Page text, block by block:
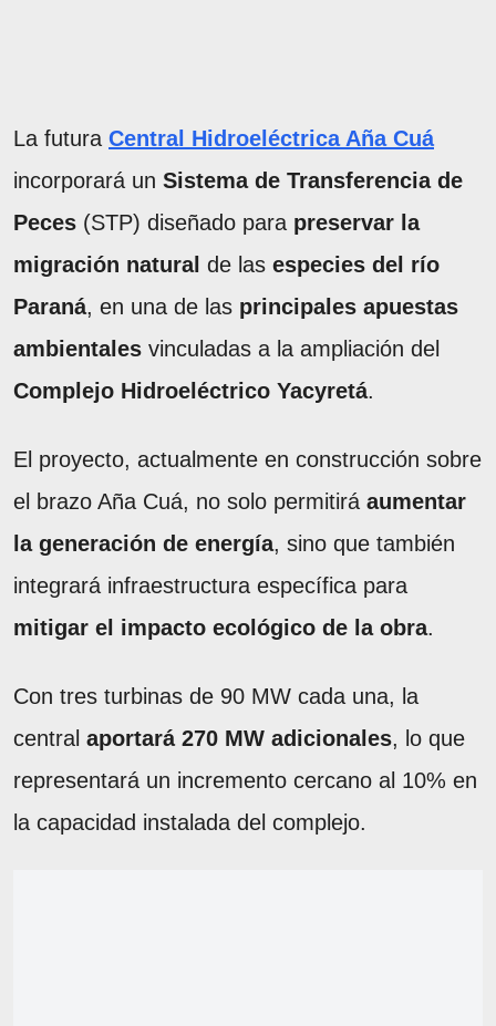
La futura Central Hidroeléctrica Aña Cuá
incorporará un Sistema de Transferencia de
Peces (STP) diseñado para preservar la
migración natural de las especies del río
Paraná, en una de las principales apuestas
ambientales vinculadas a la ampliación del
Complejo Hidroeléctrico Yacyretá.
El proyecto, actualmente en construcción sobre
el brazo Aña Cuá, no solo permitirá aumentar
la generación de energía, sino que también
integrará infraestructura específica para
mitigar el impacto ecológico de la obra.
Con tres turbinas de 90 MW cada una, la
central aportará 270 MW adicionales, lo que
representará un incremento cercano al 10% en
la capacidad instalada del complejo.